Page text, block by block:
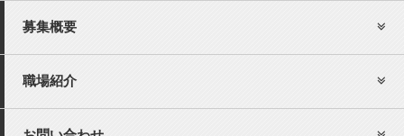
募集概要
職場紹介